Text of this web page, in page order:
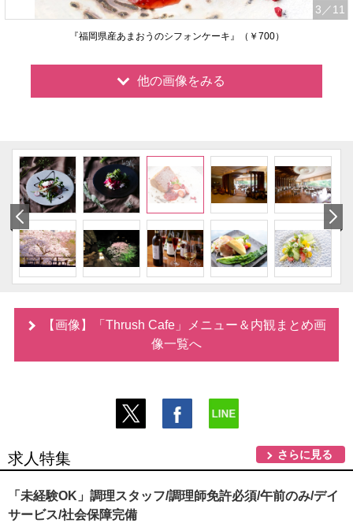
3 ／11
『福岡県産あまおうのシフォンケーキ』（￥700）
他の画像をみる
【画像】「Thrush Cafe」メニュー＆内観まとめ画
像一覧へ
求人特集 さらに見る
「未経験OK」調理スタッフ/調理師免許必須/午前のみ/デイ
サービス/社会保障完備